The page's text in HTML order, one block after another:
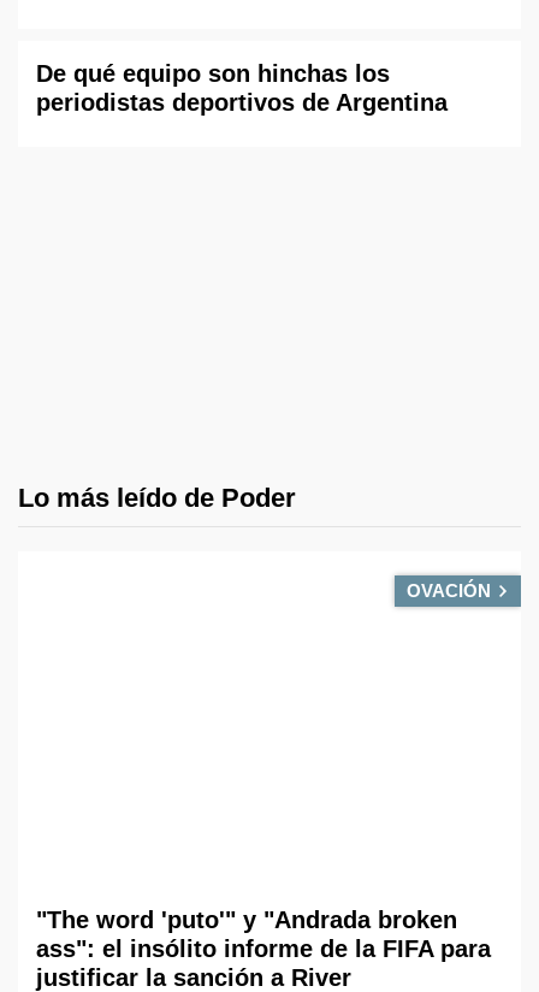
De qué equipo son hinchas los
periodistas deportivos de Argentina
Lo más leído de Poder
OVACIÓN
"The word 'puto'" y "Andrada broken
ass": el insólito informe de la FIFA para
justificar la sanción a River